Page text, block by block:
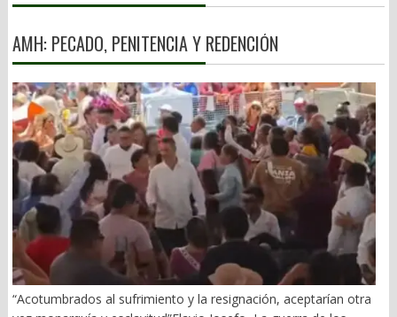
AMH: PECADO, PENITENCIA Y REDENCIÓN
“Acotumbrados al sufrimiento y la resignación, aceptarían otra